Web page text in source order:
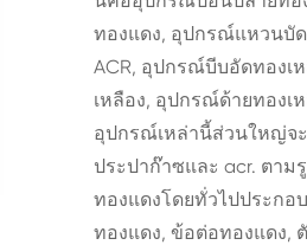
ทองแดง, อุปกรณ์แหวนบั
ACR, อุปกรณ์บีบอัดทองเ
เหลือง, อุปกรณ์ด้ายทองเ
อุปกรณ์เหล่านี้ส่วนใหญ่จ
ประปาก๊าซและ acr. ตา
ทองแดงโดยทั่วไปประกอ
ทองแดง, ข้อต่อทองแดง,